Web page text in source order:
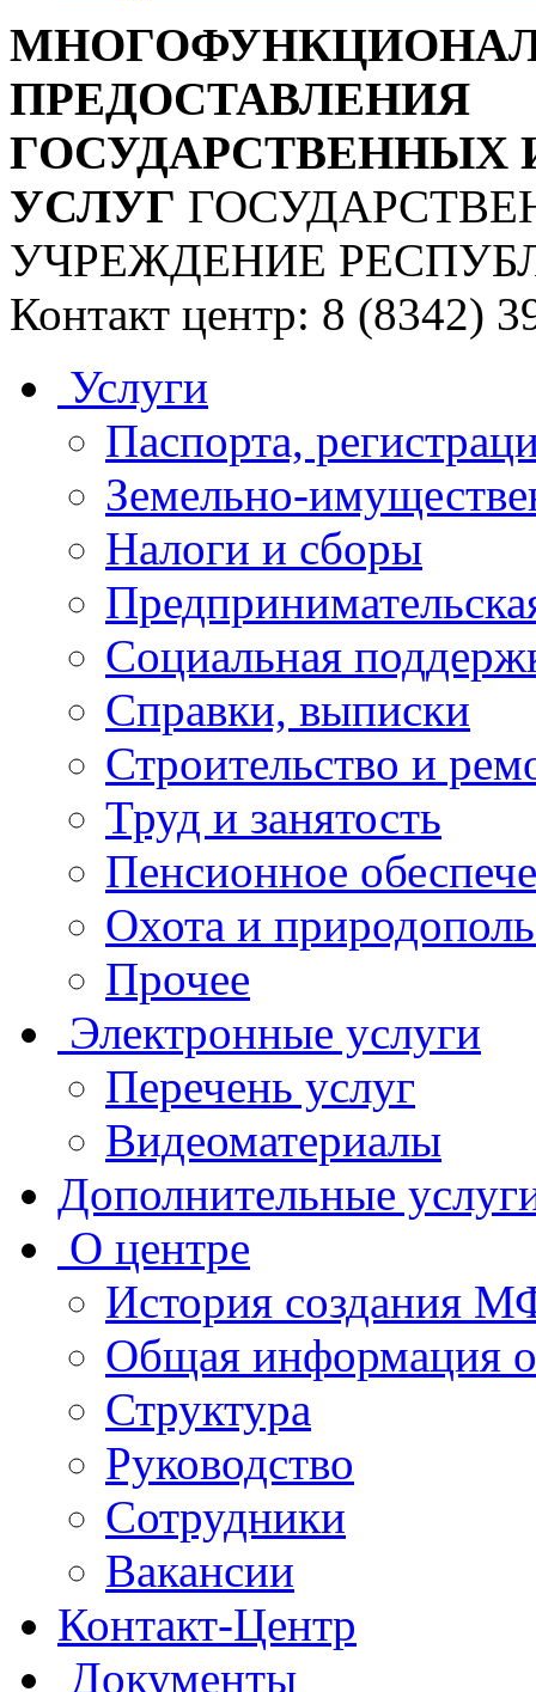
ПРЕДОСТАВЛЕНИЯ
УСЛУГ
УЧРЕЖДЕНИЕ
Контакт центр: 8 (8342)
Услуги
Паспорта,
Земельно-
Налоги и сборы
Социальная
Справки, выписки
Строительство и
Труд и занятость
Пенсионное
Охота и
Прочее
Электронные услуги
Перечень услуг
Видеоматериалы
Дополнительные
О центре
История создания
Общая
Структура
Руководство
Сотрудники
Вакансии
Контакт-Центр
Документы